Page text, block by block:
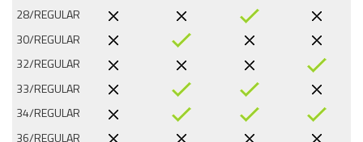
28/REGULAR
30/REGULAR
32/REGULAR
33/REGULAR
34/REGULAR
36/REGULAR